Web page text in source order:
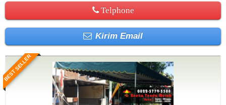
Telphone
Kirim Email
BEST SELLER